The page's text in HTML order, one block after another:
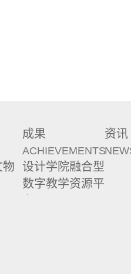
成果
ACHIEVEMENTS
资讯
物
设计学院融合型
数字教学资源平